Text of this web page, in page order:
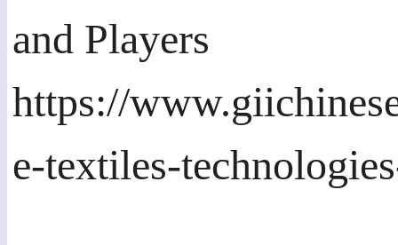
and Players
https://
e-textiles-